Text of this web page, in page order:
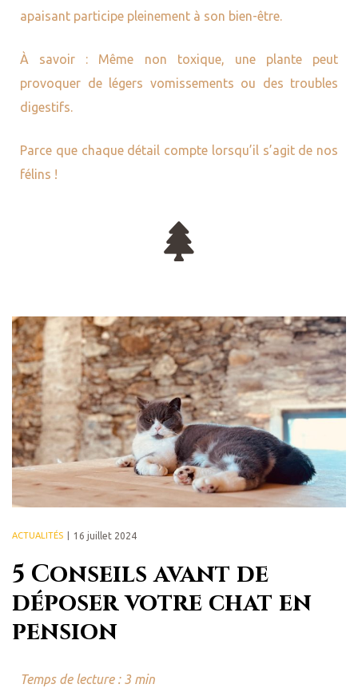
apaisant participe pleinement à son bien-être.
À savoir : Même non toxique, une plante peut
provoquer de légers vomissements ou des troubles
digestifs.
Parce que chaque détail compte lorsqu’il s’agit de nos
félins !
5 Conseils avant de
déposer votre chat en
pension
ACTUALITÉS 16 juillet 2024
Temps de lecture : 3 min